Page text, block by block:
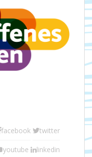
facebook twitter
youtube linkedin